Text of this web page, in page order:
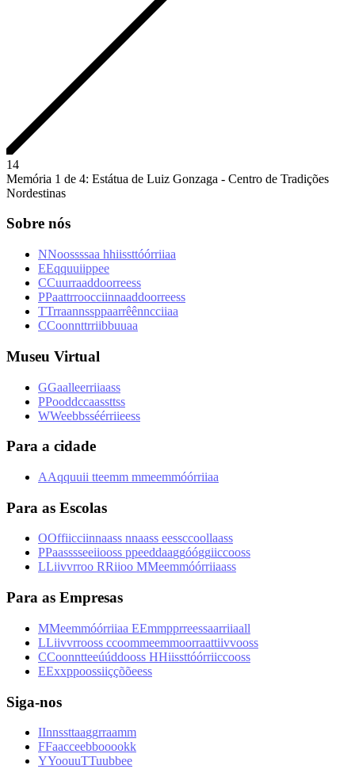
14
Memória 1 de 4: Estátua de Luiz Gonzaga - Centro de Tradições
Nordestinas
Sobre nós
NNoossssaa hhiissttóórriiaa
EEqquuiippee
CCuurraaddoorreess
PPaattrroocciinnaaddoorreess
TTrraannssppaarrêênncciiaa
CCoonnttrriibbuuaa
Museu Virtual
GGaalleerriiaass
PPooddccaassttss
WWeebbsséérriieess
Para a cidade
AAqquuii tteemm mmeemmóórriiaa
Para as Escolas
OOffiicciinnaass nnaass eessccoollaass
PPaasssseeiiooss ppeeddaaggóóggiiccooss
LLiivvrroo RRiioo MMeemmóórriiaass
Para as Empresas
MMeemmóórriiaa EEmmpprreessaarriiaall
LLiivvrrooss ccoommeemmoorraattiivvooss
CCoonntteeúúddooss HHiissttóórriiccooss
EExxppoossiiççõõeess
Siga-nos
IInnssttaaggrraamm
FFaacceebbooookk
YYoouuTTuubbee